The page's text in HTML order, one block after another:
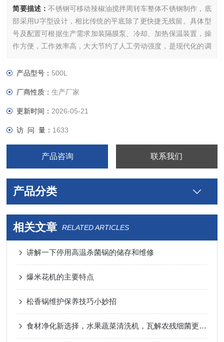
简要描述：不锈钢可移动辣椒油搅拌周转车整体不锈钢制作，底
部采用U字型设计，相比传统的平底除了更快捷无残留。具体型
号及配置可根据生产需求加装隔膜泵、冷却、加热保温装置，操
作方便，工作效率高，大大节约了人工劳动强度，是现代化的调
不锈钢可移动酱料搅拌料车周转车，可另加加热保温装置，可设
可另加冷却装置，夹层内通入凉水，对物料进行冷却降温
产品型号： 500L
厂商性质：生产厂家
更新时间： 2026-05-21
访 问 量： 1633
产品咨询 联系我们
产品分类
相关文章 RELATED ARTICLES
讲解一下停用高温杀菌锅的储存和维修
爆米花机的主要特点
松香锅维护保养技巧小妙招
食材净化新选择，水果蔬菜清洗机，瓦解农残细菌更che底